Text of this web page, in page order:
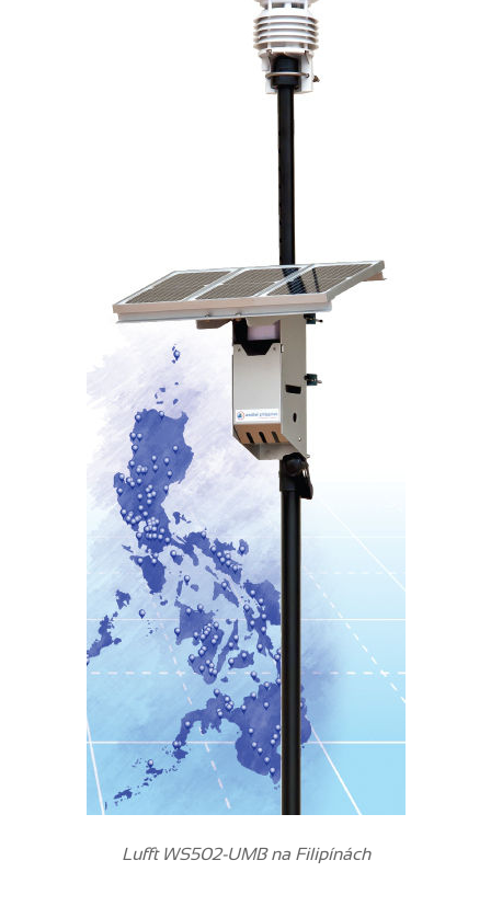
Lufft WS502-UMB na Filipínách